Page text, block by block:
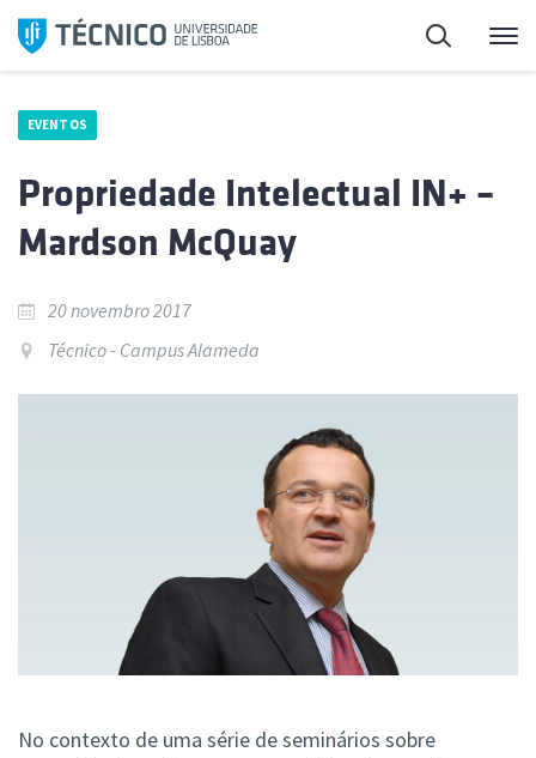
Saltar
para
Pesquisa
EVENTOS
Propriedade Intelectual IN+ –
Mardson McQuay
20 novembro 2017
Técnico - Campus Alameda
No contexto de uma série de seminários sobre